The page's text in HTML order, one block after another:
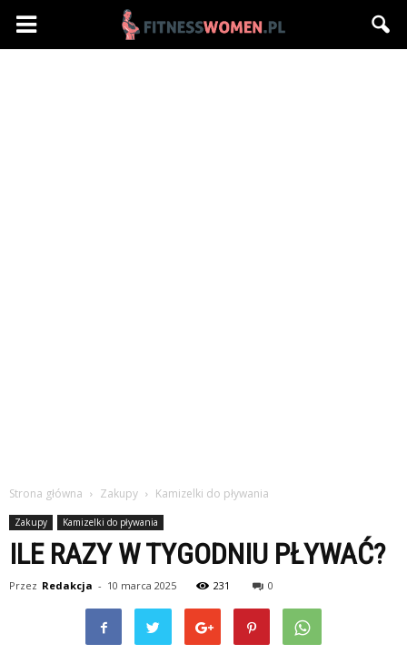
Fitnesswomen.pl
Strona główna Zakupy Kamizelki do pływania
Zakupy Kamizelki do pływania
ILE RAZY W TYGODNIU PŁYWAĆ?
Przez Redakcja - 10 marca 2025 231 0